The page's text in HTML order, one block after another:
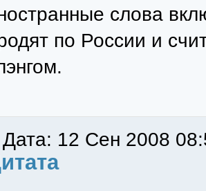
слова
по России и
Дата: 12 Сен 2008